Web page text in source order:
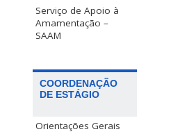
Serviço de Apoio à
Amamentação –
SAAM
COORDENAÇÃO
DE ESTÁGIO
Orientações Gerais